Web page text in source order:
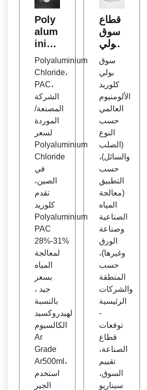
Poly
alum
iniu
m Ch
lorid
e PA
C 2
8%-3
معالج
ة المي
اه
Polyaluminium
Chloride،
PAC،
الشركة
المصنعة/
الموردة
لسعر
Polyaluminium
Chloride
في
الصين،
تقدم
كلوريد
Polyaluminium
PAC
28%-31%
لمعالجة
المياه
بسعر
جيد ،
بالنسبة
لهيدروكسيد
الكالسيوم
Ar
Grade
Ar500ml،
استخدم
الجير
قطاع
سوق
بولي
كلوري
د الألو
منيوم
العالم
ي، ال
سوق
سوق
بولي
كلوريد
الألومنيوم
العالمي
حسب
النوع
(الصلب
والسائل)،
حسب
التطبيق
(معالجة
المياه
الصناعية
وصناعة
الورق
وغيرها)،
حسب
المنطقة
والشركات
الرئيسية
-
توقعات
قطاع
الصناعة،
تقييم
السوق،
سيناريو